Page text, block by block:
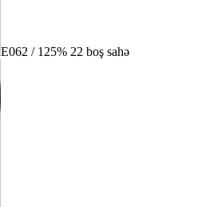
E062 / 125% 22 boş sahə